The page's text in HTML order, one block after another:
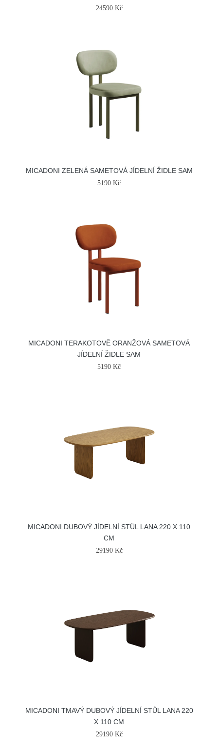
24590 Kč
MICADONI ZELENÁ SAMETOVÁ JÍDELNÍ ŽIDLE SAM
5190 Kč
MICADONI TERAKOTOVĚ ORANŽOVÁ SAMETOVÁ
JÍDELNÍ ŽIDLE SAM
5190 Kč
MICADONI DUBOVÝ JÍDELNÍ STŮL LANA 220 X 110
CM
29190 Kč
MICADONI TMAVÝ DUBOVÝ JÍDELNÍ STŮL LANA 220
X 110 CM
29190 Kč